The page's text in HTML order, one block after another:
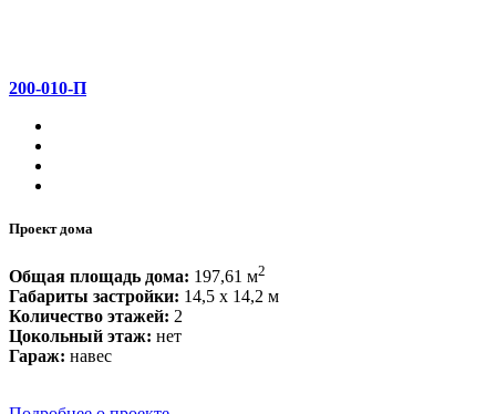
200-010-П
Проект дома
Общая площадь дома: 197,61 м2
Габариты застройки: 14,5 x 14,2 м
Количество этажей: 2
Цокольный этаж: нет
Гараж: навес